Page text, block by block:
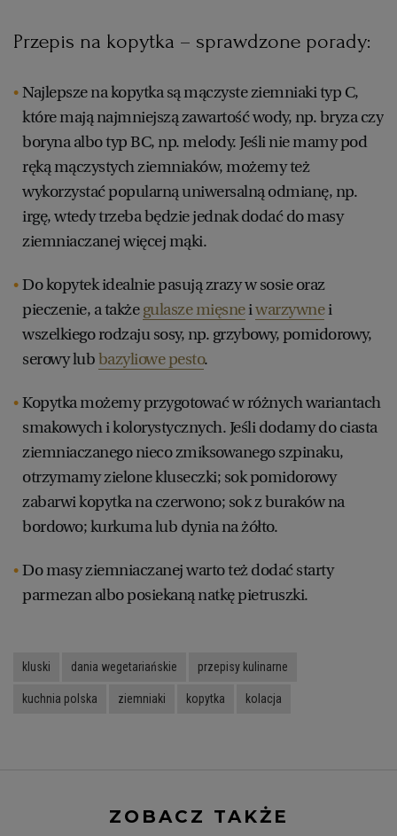
Przepis na kopytka – sprawdzone porady:
Najlepsze na kopytka są mączyste ziemniaki typ C,
które mają najmniejszą zawartość wody, np. bryza czy
boryna albo typ BC, np. melody. Jeśli nie mamy pod
ręką mączystych ziemniaków, możemy też
wykorzystać popularną uniwersalną odmianę, np.
irgę, wtedy trzeba będzie jednak dodać do masy
ziemniaczanej więcej mąki.
Do kopytek idealnie pasują zrazy w sosie oraz
pieczenie, a takżegulasze mięsneiwarzywnei
wszelkiego rodzaju sosy, np. grzybowy, pomidorowy,
serowy lubbazyliowe pesto.
Kopytka możemy przygotować w różnych wariantach
smakowych i kolorystycznych. Jeśli dodamy do ciasta
ziemniaczanego nieco zmiksowanego szpinaku,
otrzymamy zielone kluseczki; sok pomidorowy
zabarwi kopytka na czerwono; sok z buraków na
bordowo; kurkuma lub dynia na żółto.
Do masy ziemniaczanej warto też dodać starty
parmezan albo posiekaną natkę pietruszki.
kluski dania wegetariańskie przepisy kulinarne
kuchnia polska ziemniaki kopytka kolacja
ZOBACZ TAKŻE